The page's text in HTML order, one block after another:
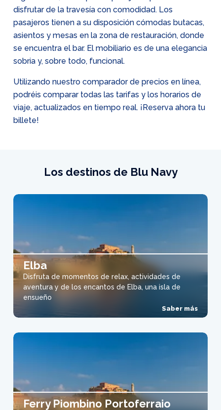
disfrutar de la travesía con comodidad. Los
pasajeros tienen a su disposición cómodas butacas,
asientos y mesas en la zona de restauración, donde
se encuentra el bar. El mobiliario es de una elegancia
sobria y, sobre todo, funcional.
Utilizando nuestro comparador de precios en línea,
podréis comparar todas las tarifas y los horarios de
viaje, actualizados en tiempo real. ¡Reserva ahora tu
billete!
Los destinos de Blu Navy
Elba
Disfruta de momentos de relax, actividades de
aventura y de los encantos de Elba, una isla de
ensueño
Saber más
Ferry Piombino Portoferraio